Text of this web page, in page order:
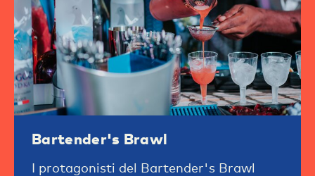
Bartender's Brawl
I protagonisti del Bartender's Brawl